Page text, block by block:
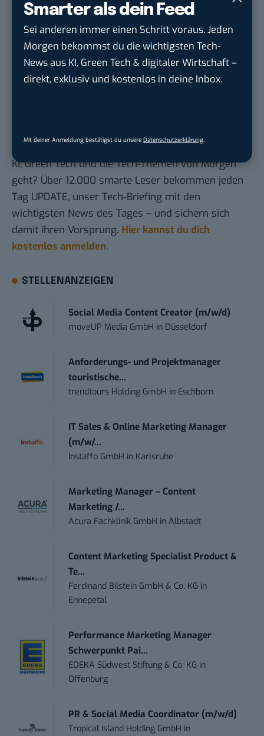
Smarter als dein Feed
Sei anderen immer einen Schritt voraus. Jeden
Morgen bekommst du die wichtigsten Tech-
News aus KI, Green Tech & digitaler Wirtschaft –
direkt, exklusiv und kostenlos in deine Inbox.
Mit deiner Anmeldung bestätigst du unsere Datenschutzerklärung.
siehst. Mit zwei schnellen Klicks kannst du
BASIC thinking kostenlos als bevorzugte
Quelle hinzufügen und damit unabhängigen
Tech-Journalismus unterstützen. Vielen Dank!
Hier basicthinking.de hinzufügen
Du möchtest nicht abgehängt werden, wenn es um
KI, Green Tech und die Tech-Themen von Morgen
geht? Über 12.000 smarte Leser bekommen jeden
Tag UPDATE, unser Tech-Briefing mit den
wichtigsten News des Tages – und sichern sich
damit ihren Vorsprung. Hier kannst du dich
kostenlos anmelden.
STELLENANZEIGEN
Social Media Content Creator (m/w/d)
moveUP Media GmbH in Düsseldorf
Anforderungs- und Projektmanager
touristische...
trendtours Holding GmbH in Eschborn
IT Sales & Online Marketing Manager
(m/w/...
Instaffo GmbH in Karlsruhe
Marketing Manager – Content
Marketing /...
Acura Fachklinik GmbH inAlbstadt
Content Marketing Specialist Product &
Te...
Ferdinand Bilstein GmbH & Co. KG in
Ennepetal
Performance Marketing Manager
Schwerpunkt Pai...
EDEKA Südwest Stiftung & Co. KG in
Offenburg
PR & Social Media Coordinator (m/w/d)
Tropical Island Holding GmbH in